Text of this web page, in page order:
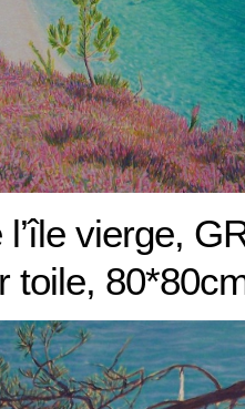
vierge,
toile,